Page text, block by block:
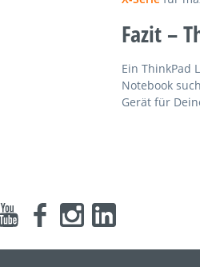
Fazit –
Ein ThinkPad
Notebook
Gerät für